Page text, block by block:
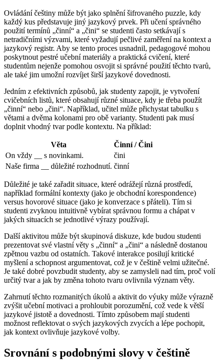
Ovládání češtiny může být jako splnění šifrovaného puzzle, kdy
každý kus představuje jiný jazykový prvek. Při učení správného
použití termínů „činní“ a „čini“ se studenti často setkávají s
netradičními výzvami, které vyžadují pečlivé zaměření na kontext a
jazykový registr. Aby se tento proces usnadnil, pedagogové mohou
poskytnout pestré učební materiály a praktická cvičení, které
studentům nejenže pomohou osvojit si správné použití těchto tvarů,
ale také jim umožní rozvíjet širší jazykové dovednosti.
Jedním z efektivních způsobů, jak studenty zapojit, je vytvoření
cvičebních listů, které obsahují různé situace, kdy je třeba použít
„činní“ nebo „čini“. Například, učitel může přichystat tabulku s
větami a dvěma kolonami pro obě varianty. Studenti pak musí
doplnit vhodný tvar podle kontextu. Na příklad:
Věta
Činní / Čini
On vždy __ s novinkami.
čini
Naše firma __ důležité rozhodnutí. činní
Důležité je také zařadit situace, které odrážejí různá prostředí,
například formální kontexty (jako je obchodní korespondence)
versus hovorové situace (jako je konverzace s přáteli). Tím si
studenti zvyknou intuitivně vybírat správnou formu a chápat v
jakých situacích se jednotlivé výrazy používají.
Další aktivitou může být skupinová diskuze, kde budou studenti
prezentovat své vlastní věty s „činní“ a „čini“ a následně dostanou
zpětnou vazbu od ostatních. Takové interakce posilují kritické
myšlení a schopnost argumentovat, což je v češtině velmi užitečné.
Je také dobré povzbudit studenty, aby se zamysleli nad tím, proč volí
určitý tvar a jak by změna tohoto tvaru ovlivnila význam věty.
Zahrnutí těchto rozmanitých úkolů a aktivit do výuky může výrazně
zvýšit učební motivaci a prohloubit porozumění, což vede k větší
jazykové jistotě a dovednosti. Tímto způsobem mají studenti
možnost reflektovat o svých jazykových zvycích a lépe pochopit,
jak kontext ovlivňuje jazykové volby.
Srovnání s podobnými slovy v češtině